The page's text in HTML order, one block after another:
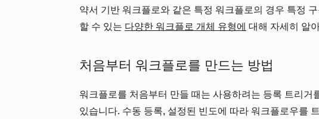
약서 기반 워크플로와 같은 특정 워크플로의 경우 특정
할 수 있는 다양한 워크플로 개체 유형에 대해 자세히 알
처음부터 워크플로를 만드는 방법
워크플로를 처음부터 만들 때는 사용하려는 등록 트리거
있습니다. 수동 등록, 설정된 빈도에 따라 워크플로우를